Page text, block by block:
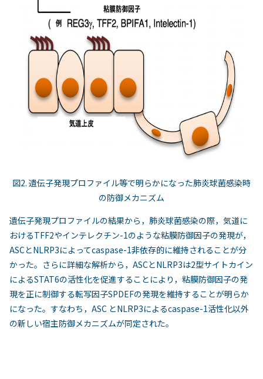
図2. 遺伝子発現プロファイル等で明らかになった肺炎球菌感染時
の防御メカニズム
遺伝子発現プロファイルの結果から，肺炎球菌感染の際，気道に
おけるTFF2やインテレクチン-1のような粘膜防御因子の発現が，
ASCとNLRP3によってcaspase-1非依存的に維持されることが分
かった。さらに詳細な解析から，ASCとNLRP3は2型サイトカイン
によるSTAT6の活性化を促進することにより，粘膜防御因子の発
現を正に制御する転写因子SPDEFの発現を維持することが明らか
になった。すなわち，ASC とNLRP3によるcaspase-1活性化以外
の新しい宿主防御メカニズムが同定された。